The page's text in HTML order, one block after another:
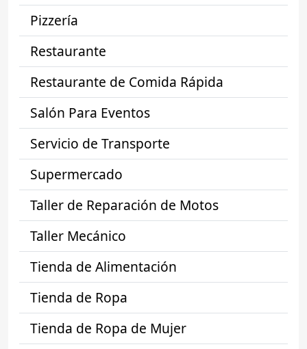
Pizzería
Restaurante
Restaurante de Comida Rápida
Salón Para Eventos
Servicio de Transporte
Supermercado
Taller de Reparación de Motos
Taller Mecánico
Tienda de Alimentación
Tienda de Ropa
Tienda de Ropa de Mujer